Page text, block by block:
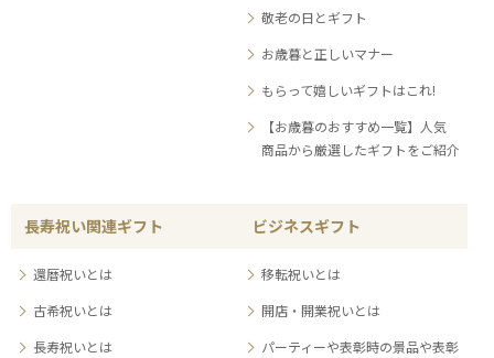
敬老の日とギフト
お歳暮と正しいマナー
もらって嬉しいギフトはこれ!
【お歳暮のおすすめ一覧】人気
商品から厳選したギフトをご紹介
長寿祝い関連ギフト
還暦祝いとは
古希祝いとは
長寿祝いとは
ビジネスギフト
移転祝いとは
開店・開業祝いとは
パーティーや表彰時の景品や表彰